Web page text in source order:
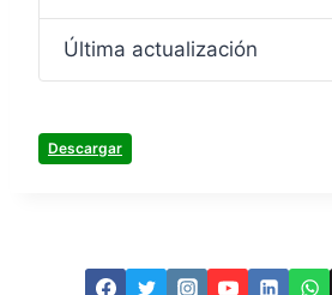
Última actualización
Descargar